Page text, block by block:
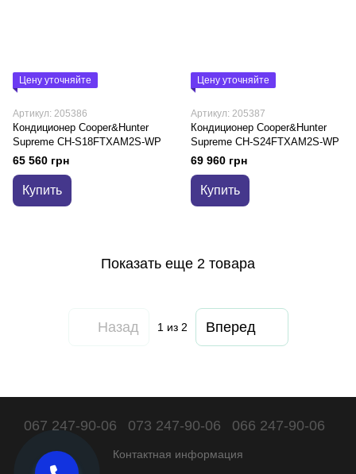
Цену уточняйте
Артикул: 205386
Кондиционер Cooper&Hunter
Supreme CH-S18FTXAM2S-WP
65 560 грн
Купить
Цену уточняйте
Артикул: 205387
Кондиционер Cooper&Hunter
Supreme CH-S24FTXAM2S-WP
69 960 грн
Купить
Показать еще 2 товара
Назад 1 из 2 Вперед
067 247-90-06 073 247-90-06 066 247-90-06
Контактная информация